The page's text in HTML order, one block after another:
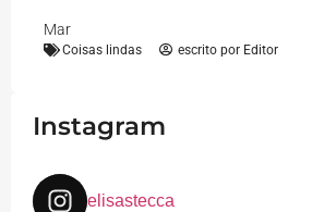
Mar
Coisas lindas escrito por Editor
Instagram
elisastecca